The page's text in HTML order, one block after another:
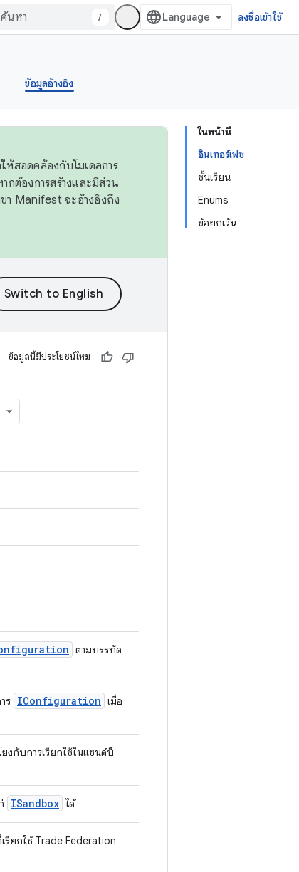
/ ลงชื่อเข้าใช้
ข้อมูลอ้างอิง
ในหน้านี้
อินเทอร์เฟซ
ชั้นเรียน
Enums
ข้อยกเว้น
ห้สอดคล้องกับโมเดลการ
ต้องการสร้างและมีส่วน
า Manifest จะอ้างอิงถึง
ข้อมูลนี้มีประโยชน์ไหม
ตามบรรทัด
ร IConfiguration เมื่อ
งกับการเรียกใช้ในแซนด์บ็
ISandbox ได้
รียกใช้ Trade Federation